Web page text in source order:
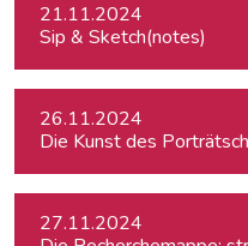
21.11.2024
Sip & Sketch(notes)
26.11.2024
Die Kunst des
27.11.2024